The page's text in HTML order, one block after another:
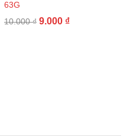
63G
10.000₫ 9.000 ₫